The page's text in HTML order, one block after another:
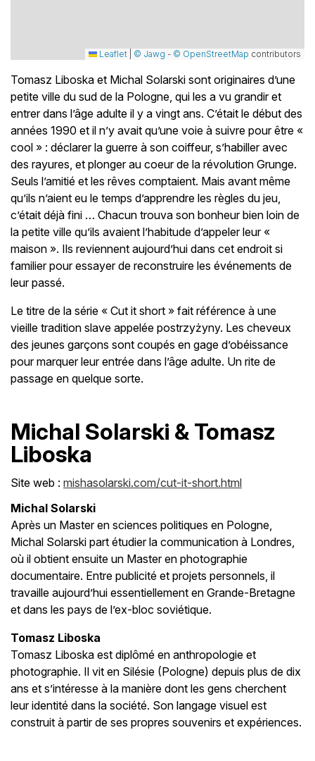
Tomasz Liboska et Michal Solarski sont originaires d’une
petite ville du sud de la Pologne, qui les a vu grandir et
entrer dans l’âge adulte il y a vingt ans. C’était le début des
années 1990 et il n’y avait qu’une voie à suivre pour être «
cool » : déclarer la guerre à son coiffeur, s’habiller avec
des rayures, et plonger au coeur de la révolution Grunge.
Seuls l’amitié et les rêves comptaient. Mais avant même
qu’ils n’aient eu le temps d’apprendre les règles du jeu,
c’était déjà fini … Chacun trouva son bonheur bien loin de
la petite ville qu’ils avaient l’habitude d’appeler leur «
maison ». Ils reviennent aujourd’hui dans cet endroit si
familier pour essayer de reconstruire les événements de
leur passé.
Le titre de la série « Cut it short » fait référence à une
vieille tradition slave appelée postrzyżyny. Les cheveux
des jeunes garçons sont coupés en gage d’obéissance
pour marquer leur entrée dans l’âge adulte. Un rite de
passage en quelque sorte.
Michal Solarski & Tomasz
Liboska
Site web : mishasolarski.com/cut-it-short.html
Michal Solarski
Après un Master en sciences politiques en Pologne,
Michal Solarski part étudier la communication à Londres,
où il obtient ensuite un Master en photographie
documentaire. Entre publicité et projets personnels, il
travaille aujourd’hui essentiellement en Grande-Bretagne
et dans les pays de l’ex-bloc soviétique.
Tomasz Liboska
Tomasz Liboska est diplômé en anthropologie et
photographie. Il vit en Silésie (Pologne) depuis plus de dix
ans et s’intéresse à la manière dont les gens cherchent
leur identité dans la société. Son langage visuel est
construit à partir de ses propres souvenirs et expériences.
Leaflet © Jawg - © OpenStreetMap contributors